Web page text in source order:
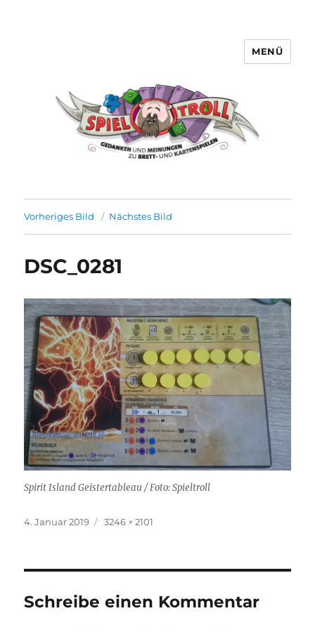
MENÜ
Vorheriges Bild Nächstes Bild
DSC_0281
Spirit Island Geistertableau / Foto: Spieltroll
Veröffentlicht
4. Januar 2019 Originalgröße
3246 × 2101
Schreibe einen Kommentar